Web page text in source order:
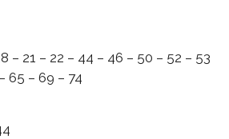
– 21 – 22 – 44 – 46 – 50 – 52 – 53
65 – 69 – 74